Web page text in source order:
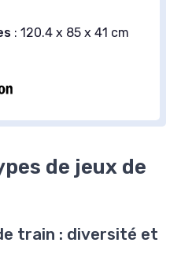
: 120.4 x 85 x 41 cm
de jeux de
train : diversité et